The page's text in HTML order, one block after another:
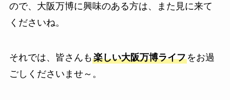
ので、大阪万博に興味のある方は、また見に来て
くださいね。
それでは、皆さんも楽しい大阪万博ライフをお過
ごしくださいませ～。